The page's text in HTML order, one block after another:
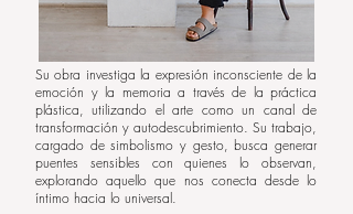
Su obra investiga la expresión inconsciente de la
emoción y la memoria a través de la práctica
plástica, utilizando el arte como un canal de
transformación y autodescubrimiento. Su trabajo,
cargado de simbolismo y gesto, busca generar
puentes sensibles con quienes lo observan,
explorando aquello que nos conecta desde lo
íntimo hacia lo universal.